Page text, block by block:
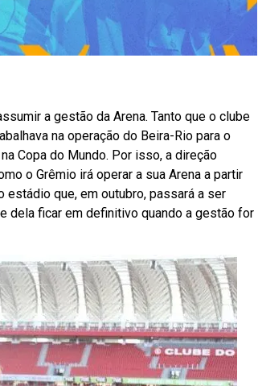
a gestão da Arena. Tanto que o clube
na operação do Beira-Rio para o
Copa do Mundo. Por isso, a direção
o Grêmio irá operar a sua Arena a partir
estádio que, em outubro, passará a ser
dela ficar em definitivo quando a gestão for